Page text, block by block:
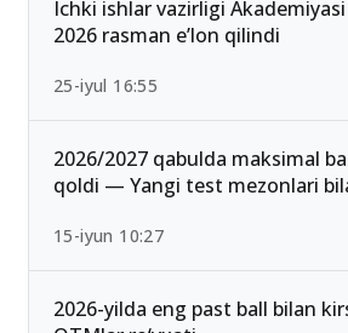
13-iyun 00:02
Ichki ishlar vazirligi Akademiyasi
2026 rasman e’lon qilindi
25-iyul 16:55
2026/2027 qabulda maksimal ball
qoldi — Yangi test mezonlari
15-iyun 10:27